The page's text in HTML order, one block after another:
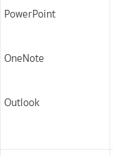
PowerPoint
OneNote
Outlook